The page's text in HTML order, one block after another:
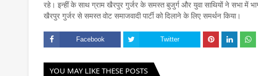
रहे। इन्हीं के साथ ग्राम खैरपुर गुर्जर के समस्त बुजुर्ग और युवा साथियों ने सभा में
खैरपुर गुर्जर से समस्त वोट समाजवादी पार्टी को दिलाने के लिए समर्थन किया।
Facebook Twitter
YOU MAY LIKE THESE POSTS